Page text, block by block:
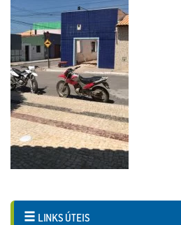
LINKS ÚTEIS